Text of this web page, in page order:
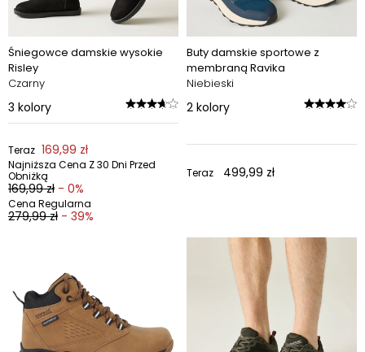
Śniegowce damskie wysokie
Risley
Czarny
3 kolory
Teraz 169,99 zł
Najniższa Cena Z 30 Dni Przed
Obniżką
169,99 zł - 0%
Cena Regularna
279,99 zł - 39%
Buty damskie sportowe z
membraną Ravika
Niebieski
2 kolory
Teraz 499,99 zł